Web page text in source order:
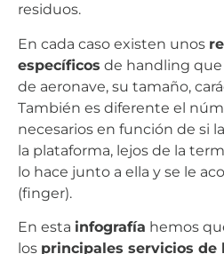
residuos.
En cada caso existen unos
específicos de handling
de aeronave, su tamaño,
También es diferente el
necesarios en función de si
la plataforma, lejos de la
lo hace junto a ella y se le
(finger).
En esta infografía hemos
los principales servicios de